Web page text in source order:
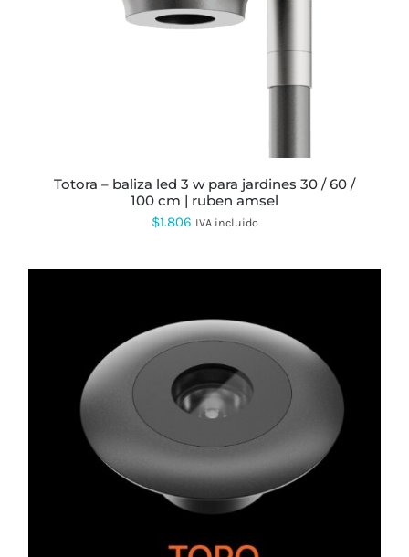
totora – baliza led 3 w para jardines 30 / 60 /
100 cm | ruben amsel
$1.806 IVA incluido